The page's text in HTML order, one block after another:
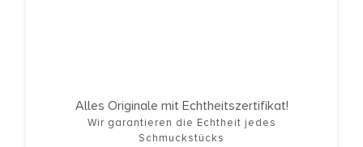
Alles Originale mit Echtheitszertifikat!
Wir garantieren die Echtheit jedes
Schmuckstücks